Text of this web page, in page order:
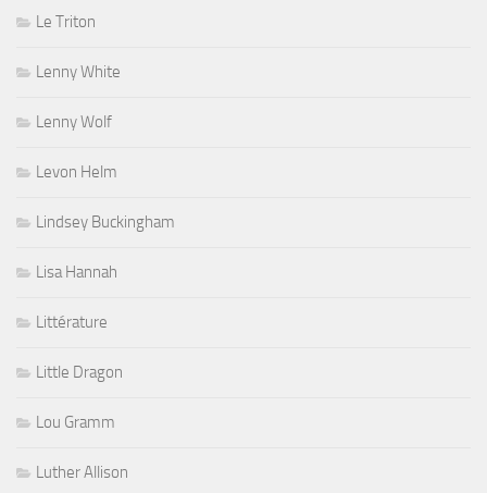
Le Triton
Lenny White
Lenny Wolf
Levon Helm
Lindsey Buckingham
Lisa Hannah
Littérature
Little Dragon
Lou Gramm
Luther Allison